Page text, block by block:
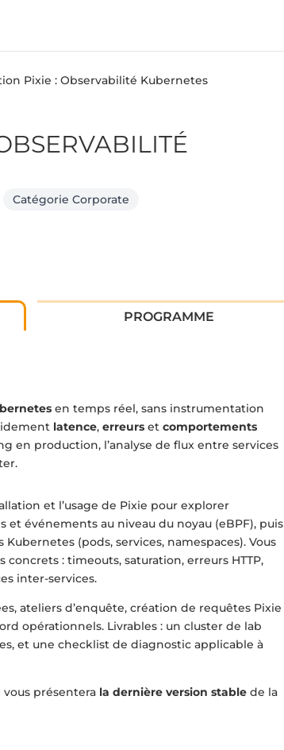
Pixie : Observabilité Kubernetes
Catégorie Corporate
PROGRAMME
en temps réel, sans instrumentation
latence,erreurs etcomportements
en production, l’analyse de flux entre services
et l’usage de Pixie pour explorer
événements au niveau du noyau (eBPF), puis
(pods, services, namespaces). Vous
: timeouts, saturation, erreurs HTTP,
inter-services.
ateliers d’enquête, création de requêtes Pixie
opérationnels. Livrables : un cluster de lab
et une checklist de diagnostic applicable à
présentera la dernière version stable de la